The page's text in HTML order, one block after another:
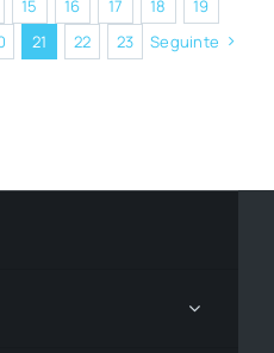
15 16 17 18
19
21 22 23 Seguinte